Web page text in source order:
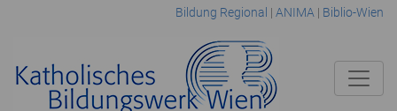
Bildung Regional | ANIMA | Biblio-Wien